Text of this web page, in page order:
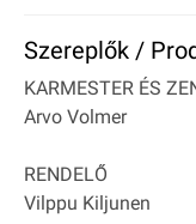
Szereplők /
KARMESTER ÉS
Arvo Volmer
RENDELŐ
Vilppu Kiljunen